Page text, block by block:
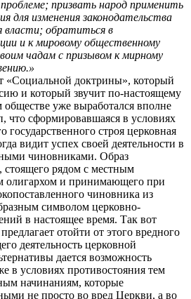
призвать народ применить
для изменения законодательства
власти; обратиться в
и к мировому общественному
чадам с призывом к мирному
«Социальной доктрины», который
и который звучит по-настоящему
уже выработался вполне
что сформировавшаяся в условиях
государственного строя церковная
видит успех своей деятельности в
чиновниками. Образ
стоящего рядом с местным
олигархом и принимающего при
чиновника из
символом церковно-
в настоящее время. Так вот
отойти от этого вредного
деятельность церковной
дается возможность
в условиях противостояния тем
начинаниям, которые
не просто во вред Церкви, а во